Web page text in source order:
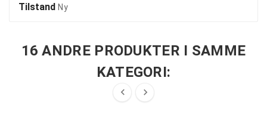
Tilstand Ny
16 ANDRE PRODUKTER I SAMME
KATEGORI:
 